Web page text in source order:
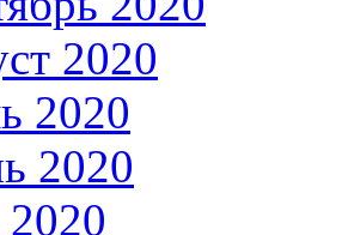
2020
2020
2020